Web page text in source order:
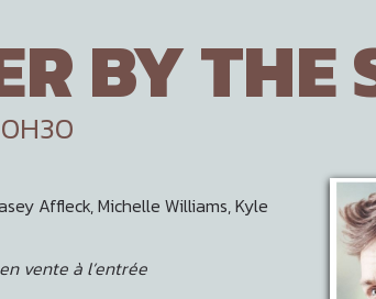
BY THE
Affleck, Michelle Williams, Kyle
vente à l’entrée